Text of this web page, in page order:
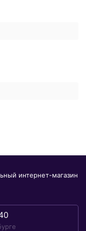
интернет-магазин